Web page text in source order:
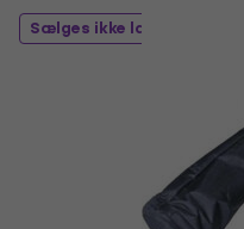
Sælges ikke længere